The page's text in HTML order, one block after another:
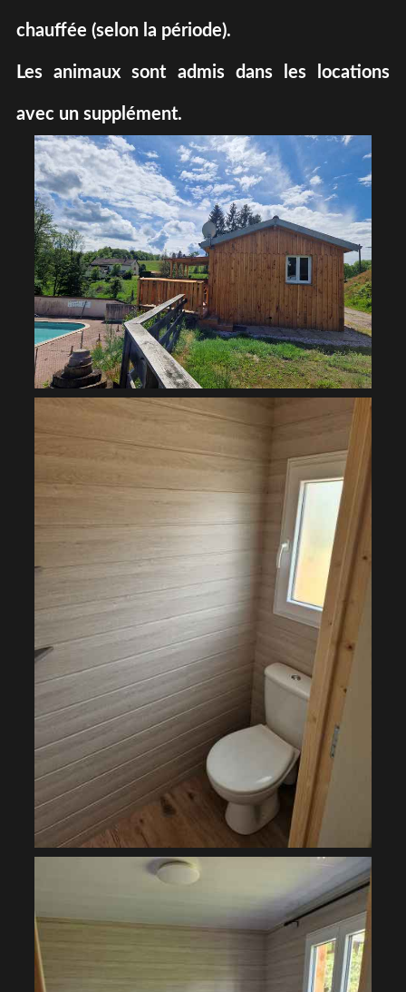
chauffée (selon la période).
Les animaux sont admis dans les locations
avec un supplément.